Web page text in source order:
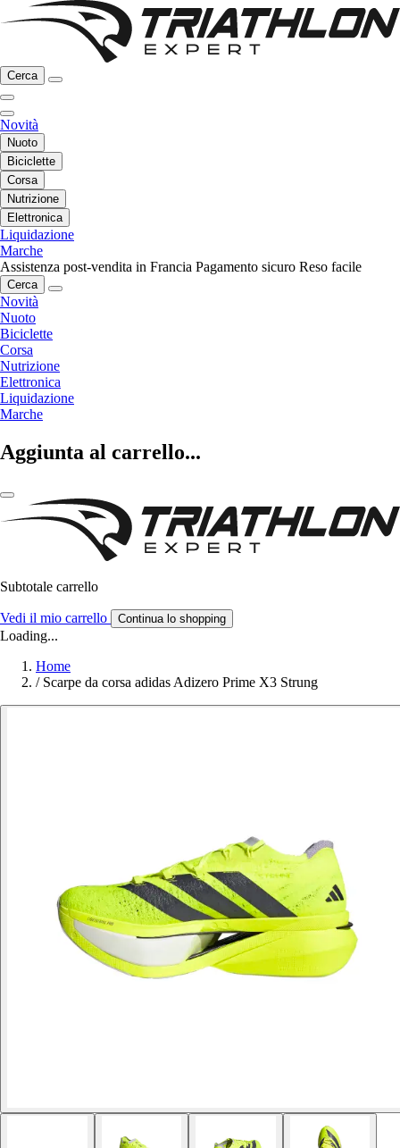
Cerca
Novità
Nuoto
Biciclette
Corsa
Nutrizione
Elettronica
Liquidazione
Marche
Assistenza post-vendita in Francia Pagamento sicuro Reso facile
Cerca
Novità
Nuoto
Biciclette
Corsa
Nutrizione
Elettronica
Liquidazione
Marche
Aggiunta al carrello...
Subtotale carrello
Vedi il mio carrello Continua lo shopping
Loading...
Home
/ Scarpe da corsa adidas Adizero Prime X3 Strung